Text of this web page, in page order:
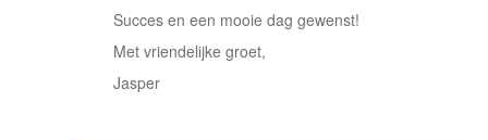
Succes en een mooie dag gewenst!
Met vriendelijke groet,
Jasper